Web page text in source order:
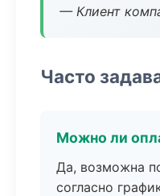
— Клиент
Часто
Можно ли
Да, возможна
согласно